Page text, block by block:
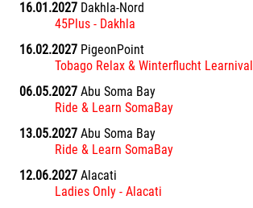
16.01.2027 Dakhla-Nord
45Plus - Dakhla
16.02.2027 PigeonPoint
Tobago Relax & Winterflucht Learnival
06.05.2027 Abu Soma Bay
Ride & Learn SomaBay
13.05.2027 Abu Soma Bay
Ride & Learn SomaBay
12.06.2027 Alacati
Ladies Only - Alacati